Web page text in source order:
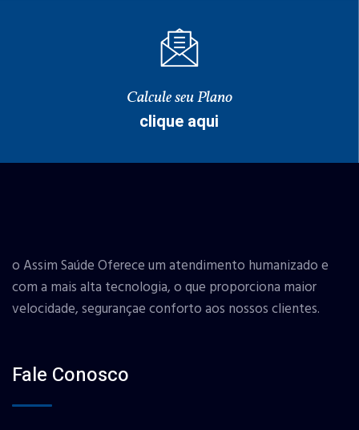
Calcule seu Plano
clique aqui
o Assim Saúde Oferece um atendimento humanizado e
com a mais alta tecnologia, o que proporciona maior
velocidade, segurançae conforto aos nossos clientes.
Fale Conosco